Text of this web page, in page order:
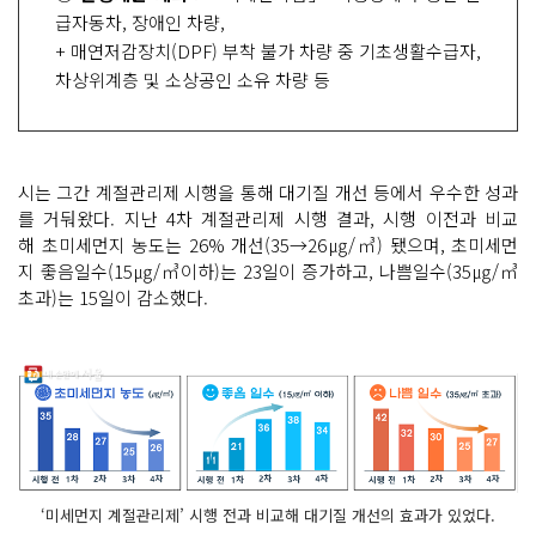
급자동차, 장애인 차량,
+ 매연저감장치(DPF) 부착 불가 차량 중 기초생활수급자,
차상위계층 및 소상공인 소유 차량 등
시는 그간 계절관리제 시행을 통해 대기질 개선 등에서 우수한 성과
를 거둬왔다. 지난 4차 계절관리제 시행 결과, 시행 이전과 비교
해 초미세먼지 농도는 26% 개선(35→26㎍/㎥) 됐으며, 초미세먼
지 좋음일수(15㎍/㎥이하)는 23일이 증가하고, 나쁨일수(35㎍/㎥
초과)는 15일이 감소했다.
‘미세먼지 계절관리제’ 시행 전과 비교해 대기질 개선의 효과가 있었다.